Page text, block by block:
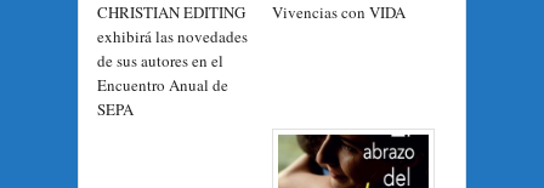
CHRISTIAN EDITING
exhibirá las novedades
de sus autores en el
Encuentro Anual de
SEPA
Vivencias con VIDA